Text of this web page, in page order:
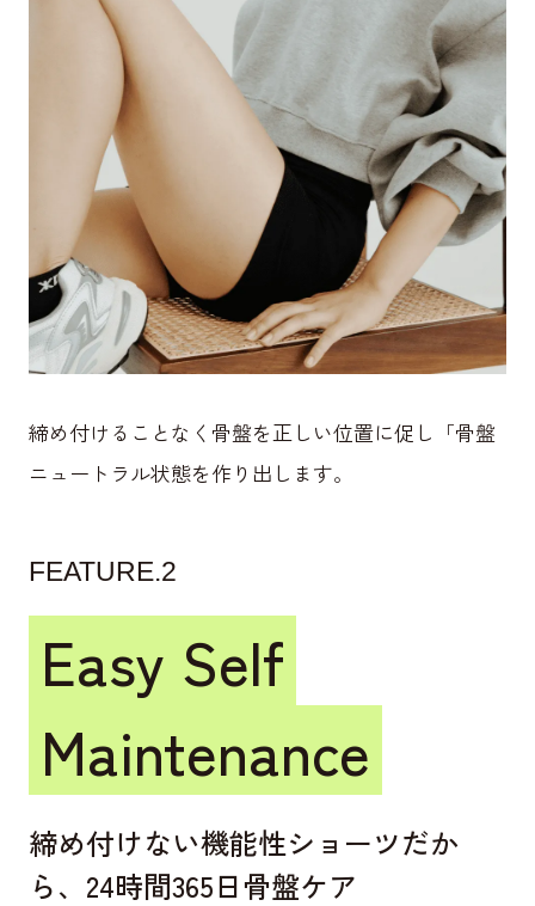
締め付けることなく骨盤を正しい位置に促し 「骨盤
ニュートラル状態を作り出します。
FEATURE.2
Easy Self
Maintenance
締め付けない機能性ショーツだか
ら、 24時間365日骨盤ケア